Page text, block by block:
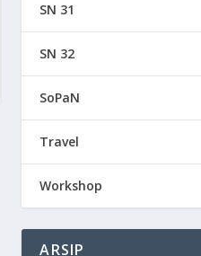
SN 31
SN 32
SoPaN
Travel
Workshop
ARSIP